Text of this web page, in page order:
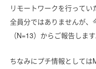
リモートワークを行って
全員分ではありませんが
（N=13）からご報告しま
ちなみにプチ情報として